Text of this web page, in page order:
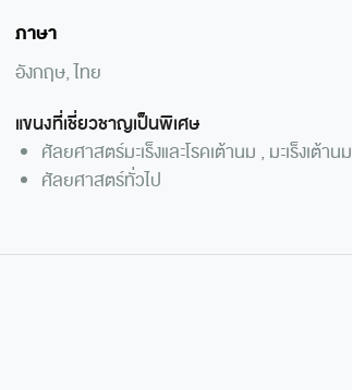
ภาษา
อังกฤษ, ไทย
แขนงที่เชี่ยวชาญเป็นพิเศษ
ศัลยศาสตร์มะเร็งและโรคเต้านม , มะเร็งเต้านม
ศัลยศาสตร์ทั่วไป